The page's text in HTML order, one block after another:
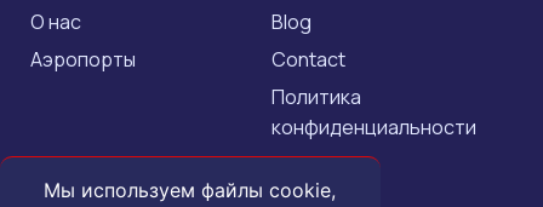
О нас
Аэропорты
Blog
Contact
Политика
конфиденциальности
Свяжитесь с нами
Мы используем файлы cookie,